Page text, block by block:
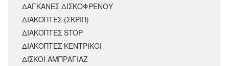
ΔΑΓΚΑΝΕΣ ΔΙΣΚΟΦΡΕΝΟΥ
ΔΙΑΚΟΠΤΕΣ (ΣΚΡΙΠ)
ΔΙΑΚΟΠΤΕΣ STOP
ΔΙΑΚΟΠΤΕΣ ΚΕΝΤΡΙΚΟΙ
ΔΙΣΚΟΙ ΑΜΠΡΑΓΙΑΖ